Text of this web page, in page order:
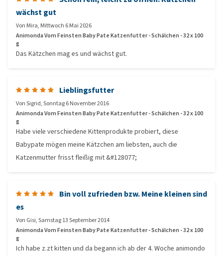
wächst gut
Von Mira, Mittwoch 6 Mai 2026
Animonda Vom Feinsten Baby Pate Katzenfutter - Schälchen - 32 x 100
g
Das Kätzchen mag es und wächst gut.
Lieblingsfutter
VonSigrid,Sonntag 6 November 2016
Animonda Vom Feinsten Baby Pate Katzenfutter - Schälchen - 32 x 100
g
Habe viele verschiedene Kittenprodukte probiert, diese
Babypate mögen meine Kätzchen am liebsten, auch die
Katzenmutter frisst fleißig mit &#128077;
Bin voll zufrieden bzw. Meine kleinen sind
es
Von Gisi,Samstag 13 September 2014
Animonda Vom Feinsten Baby Pate Katzenfutter - Schälchen - 32 x 100
g
Ich habe z.zt kitten und da begann ich ab der 4. Woche animondo